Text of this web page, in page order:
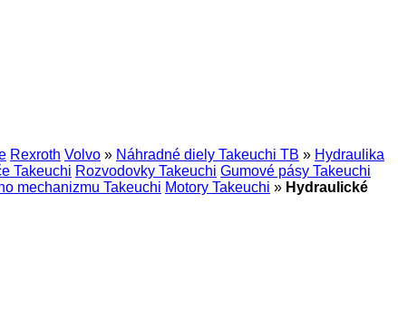
Rexroth Volvo » Náhradné diely Takeuchi TB » Hydraulika
Takeuchi Rozvodovky Takeuchi Gumové pásy Takeuchi
mechanizmu Takeuchi Motory Takeuchi » Hydraulické